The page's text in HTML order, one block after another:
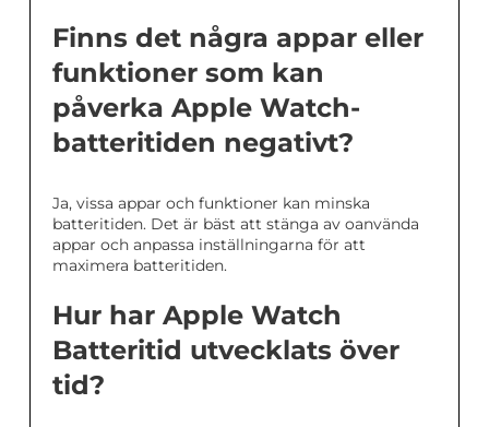
Finns det några appar eller
funktioner som kan
påverka Apple Watch-
batteritiden negativt?
Ja, vissa appar och funktioner kan minska
batteritiden. Det är bäst att stänga av oanvända
appar och anpassa inställningarna för att
maximera batteritiden.
Hur har Apple Watch
Batteritid utvecklats över
tid?